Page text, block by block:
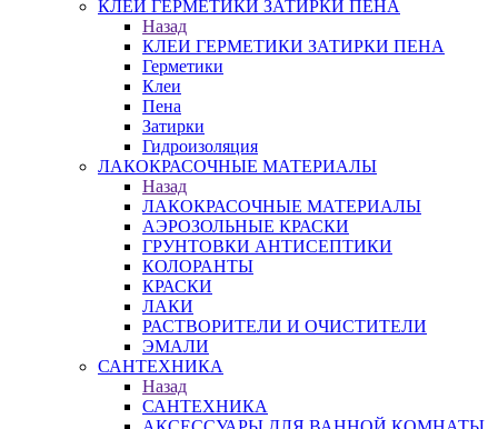
КЛЕИ ГЕРМЕТИКИ ЗАТИРКИ ПЕНА
Назад
КЛЕИ ГЕРМЕТИКИ ЗАТИРКИ ПЕНА
Герметики
Клеи
Пена
Затирки
Гидроизоляция
ЛАКОКРАСОЧНЫЕ МАТЕРИАЛЫ
Назад
ЛАКОКРАСОЧНЫЕ МАТЕРИАЛЫ
АЭРОЗОЛЬНЫЕ КРАСКИ
ГРУНТОВКИ АНТИСЕПТИКИ
КОЛОРАНТЫ
КРАСКИ
ЛАКИ
РАСТВОРИТЕЛИ И ОЧИСТИТЕЛИ
ЭМАЛИ
САНТЕХНИКА
Назад
САНТЕХНИКА